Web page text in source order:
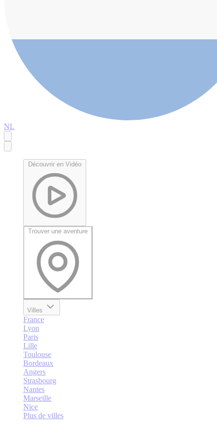
NL
Découvrir en Vidéo
Trouver une aventure
Villes
France
Lyon
Paris
Lille
Toulouse
Bordeaux
Angers
Strasbourg
Nantes
Marseille
Nice
Plus de villes